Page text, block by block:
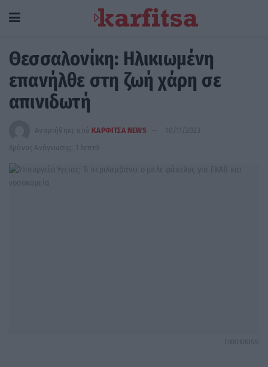
Θεσσαλονίκη: Ηλικιωμένη
επανήλθε στη ζωή χάρη σε
απινιδωτή
Αναρτήθηκε από ΚΑΡΦΙΤΣΑ NEWS
10/11/2023
Χρόνος Ανάγνωσης: 1 λεπτό
EUROKINISSI